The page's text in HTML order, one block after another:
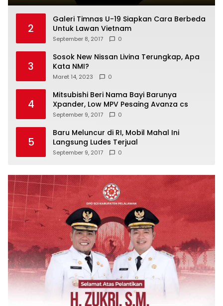
2
Galeri Timnas U-19 Siapkan Cara Berbeda
Untuk Lawan Vietnam
September 8, 2017 0
3
Sosok New Nissan Livina Terungkap, Apa
Kata NMI?
Maret 14, 2023 0
4
Mitsubishi Beri Nama Bayi Barunya
Xpander, Low MPV Pesaing Avanza cs
September 9, 2017 0
5
Baru Meluncur di RI, Mobil Mahal Ini
Langsung Ludes Terjual
September 9, 2017 0